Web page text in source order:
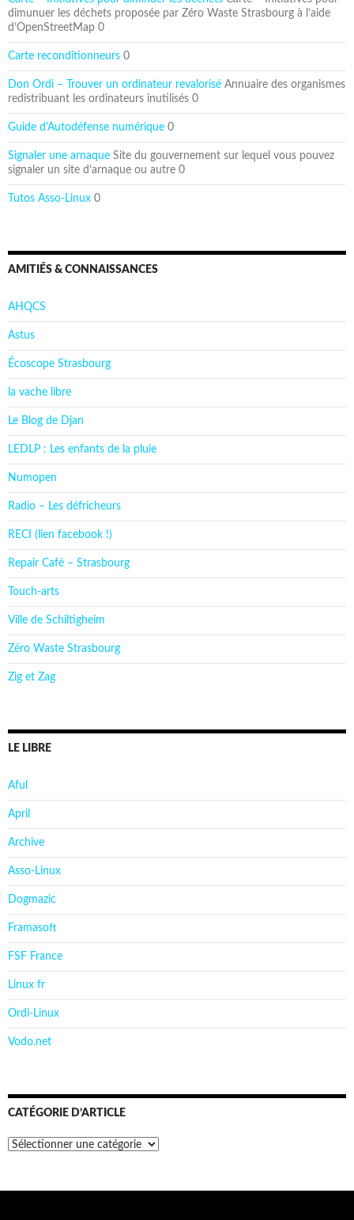
dimunuer les déchets proposée par Zéro Waste Strasbourg à l’aide
d’OpenStreetMap 0
Carte reconditionneurs 0
Don Ordi – Trouver un ordinateur revalorisé Annuaire des organismes
redistribuant les ordinateurs inutilisés 0
Guide d'Autodéfense numérique 0
Signaler une arnaque Site du gouvernement sur lequel vous pouvez
signaler un site d’arnaque ou autre 0
Tutos Asso-Linux 0
AMITIÉS & CONNAISSANCES
AHQCS
Astus
Écoscope Strasbourg
la vache libre
Le Blog de Djan
LEDLP : Les enfants de la pluie
Numopen
Radio – Les défricheurs
RECI (lien facebook !)
Repair Café – Strasbourg
Touch-arts
Ville de Schiltigheim
Zéro Waste Strasbourg
Zig et Zag
LE LIBRE
Aful
April
Archive
Asso-Linux
Dogmazic
Framasoft
FSF France
Linux fr
Ordi-Linux
Vodo.net
CATÉGORIE D’ARTICLE
Catégorie